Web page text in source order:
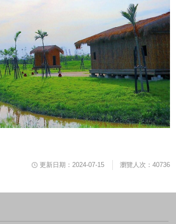
更新日期：2024-07-15 瀏覽人次：40736